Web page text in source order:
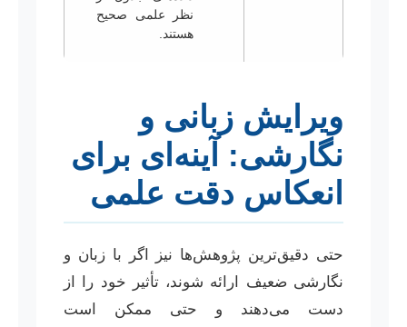
نظر علمی صحیح
هستند.
ویرایش زبانی و
نگارشی: آینه‌ای برای
انعکاس دقت علمی
حتی دقیق‌ترین پژوهش‌ها نیز اگر با زبان و
نگارشی ضعیف ارائه شوند، تأثیر خود را از
دست می‌دهند و حتی ممکن است